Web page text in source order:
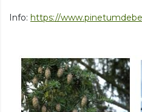
Info: https://